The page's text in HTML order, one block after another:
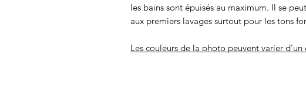
les bains sont épuisés au maximum. Il se
aux premiers lavages surtout pour les tons
Les couleurs de la photo peuvent varier d’un